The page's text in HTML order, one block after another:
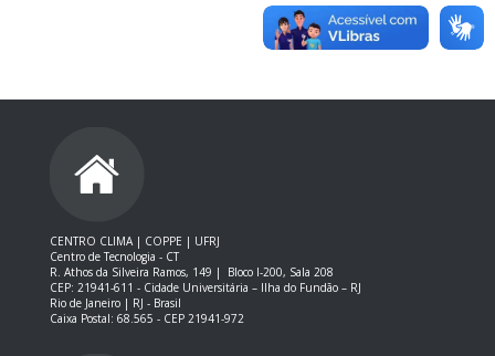
CENTRO CLIMA | COPPE | UFRJ
Centro de Tecnologia - CT
R. Athos da Silveira Ramos, 149 |
Bloco I-200, Sala 208
CEP: 21941-611 - Cidade Universitária – Ilha do Fundão – RJ
Rio de Janeiro | RJ - Brasil
Caixa Postal: 68.565 - CEP 21941-972